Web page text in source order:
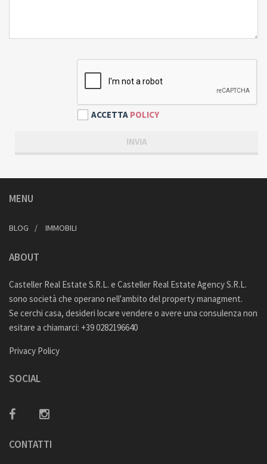
ACCETTA POLICY
MENU
BLOG IMMOBILI
ABOUT
Casteller Real Estate S.R.L. e Casteller Real Estate Agency S.R.L.
sono società che operano nell'ambito del property managment.
Se cerchi casa, desideri locare vendere o avere una consulenza non
esitare a chiamarci: +39 0282196640
Privacy Policy
SOCIAL
CONTATTI